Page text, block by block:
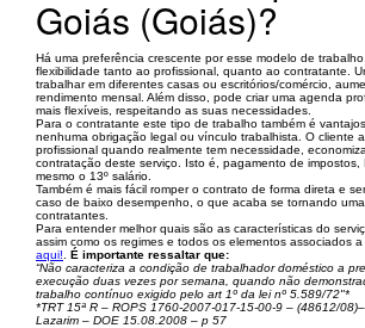
Goiás (Goiás)?
Há uma preferência crescente por esse modelo de
flexibilidade tanto ao profissional, quanto ao contratante.
trabalhar em diferentes casas ou escritórios/comércio,
rendimento mensal. Além disso, pode criar uma agenda
mais flexíveis, respeitando as suas necessidades.
Para o contratante este tipo de trabalho também é
nenhuma obrigação legal ou vínculo trabalhista. O cliente
profissional quando realmente tem necessidade,
contratação deste serviço. Isto é, pagamento de impostos,
mesmo o 13º salário.
Também é mais fácil romper o contrato de forma direta e
caso de baixo desempenho, o que acaba se tornando
contratantes.
Para entender melhor quais são as características do
assim como os regimes e todos os elementos associados a
aqui!
É importante ressaltar que:
“Não caracteriza a condição de trabalhador doméstico a
execução duas vezes por semana, quando não
trabalho contínuo exigido pelo art 1º da lei nº 5.589/72"*
*TRT 15ª R – ROPS 1760-2007-017-15-00-9 – (48612/
Lazarim – DOE 15.08.2008 – p 57